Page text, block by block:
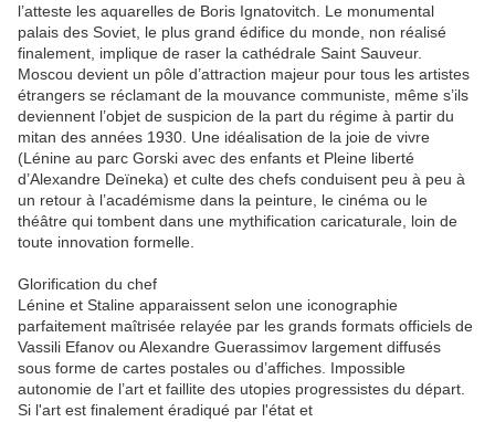
l’atteste les aquarelles de Boris Ignatovitch. Le monumental
palais des Soviet, le plus grand édifice du monde, non réalisé
finalement, implique de raser la cathédrale Saint Sauveur.
Moscou devient un pôle d’attraction majeur pour tous les artistes
étrangers se réclamant de la mouvance communiste, même s’ils
deviennent l’objet de suspicion de la part du régime à partir du
mitan des années 1930. Une idéalisation de la joie de vivre
(Lénine au parc Gorski avec des enfants et Pleine liberté
d’Alexandre Deïneka) et culte des chefs conduisent peu à peu à
un retour à l’académisme dans la peinture, le cinéma ou le
théâtre qui tombent dans une mythification caricaturale, loin de
toute innovation formelle.
Glorification du chef
Lénine et Staline apparaissent selon une iconographie
parfaitement maîtrisée relayée par les grands formats officiels de
Vassili Efanov ou Alexandre Guerassimov largement diffusés
sous forme de cartes postales ou d’affiches. Impossible
autonomie de l’art et faillite des utopies progressistes du départ.
Si l'art est finalement éradiqué par l'état et